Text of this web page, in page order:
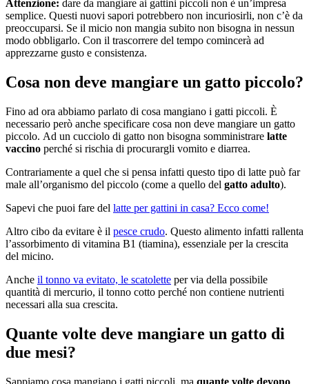
Attenzione: dare da mangiare ai gattini piccoli non è un’impresa
semplice. Questi nuovi sapori potrebbero non incuriosirli, non c’è da
preoccuparsi. Se il micio non mangia subito non bisogna in nessun
modo obbligarlo. Con il trascorrere del tempo comincerà ad
apprezzarne gusto e consistenza.
Cosa non deve mangiare un gatto piccolo?
Fino ad ora abbiamo parlato di cosa mangiano i gatti piccoli. È
necessario però anche specificare cosa non deve mangiare un gatto
piccolo. Ad un cucciolo di gatto non bisogna somministrare latte
vaccino perché si rischia di procurargli vomito e diarrea.
Contrariamente a quel che si pensa infatti questo tipo di latte può far
male all’organismo del piccolo (come a quello del gatto adulto).
Sapevi che puoi fare del latte per gattini in casa? Ecco come!
Altro cibo da evitare è il pesce crudo. Questo alimento infatti rallenta
l’assorbimento di vitamina B1 (tiamina), essenziale per la crescita
del micino.
Anche il tonno va evitato, le scatolette per via della possibile
quantità di mercurio, il tonno cotto perché non contiene nutrienti
necessari alla sua crescita.
Quante volte deve mangiare un gatto di
due mesi?
Sappiamo cosa mangiano i gatti piccoli, ma quante volte devono